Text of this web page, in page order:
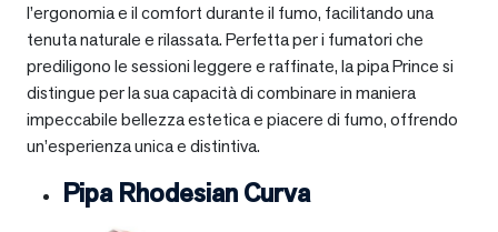
l’ergonomia e il comfort durante il fumo, facilitando una
tenuta naturale e rilassata. Perfetta per i fumatori che
prediligono le sessioni leggere e raffinate, la pipa Prince si
distingue per la sua capacità di combinare in maniera
impeccabile bellezza estetica e piacere di fumo, offrendo
un’esperienza unica e distintiva.
Pipa Rhodesian Curva